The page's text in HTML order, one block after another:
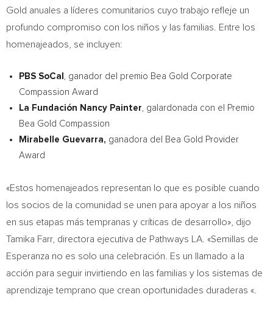
Gold anuales a líderes comunitarios cuyo trabajo refleje un
profundo compromiso con los niños y las familias. Entre los
homenajeados, se incluyen:
PBS SoCal , ganador del premio Bea Gold Corporate
Compassion Award
La Fundación Nancy Painter, galardonada con el Premio
Bea Gold Compassion
Mirabelle Guevarra, ganadora del Bea Gold Provider
Award
«Estos homenajeados representan lo que es posible cuando
los socios de la comunidad se unen para apoyar a los niños
en sus etapas más tempranas y críticas de desarrollo», dijo
Tamika Farr, directora ejecutiva de Pathways LA. «Semillas de
Esperanza no es solo una celebración. Es un llamado a la
acción para seguir invirtiendo en las familias y los sistemas de
aprendizaje temprano que crean oportunidades duraderas «.